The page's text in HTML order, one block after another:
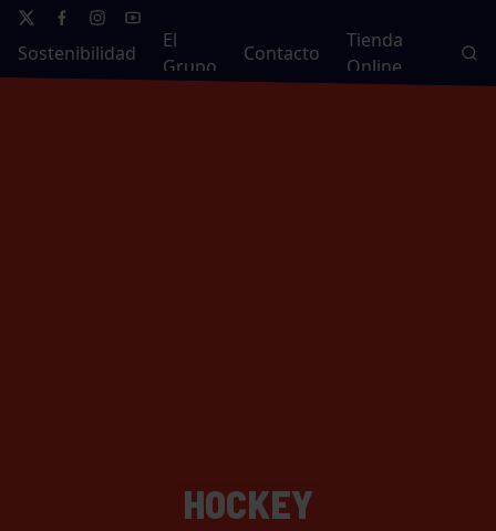
Sostenibilidad
El
Grupo
Contacto
Tienda
Online
HOCKEY